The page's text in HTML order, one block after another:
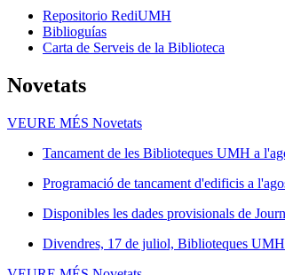
Repositorio RediUMH
Biblioguías
Carta de Serveis de la Biblioteca
Novetats
VEURE MÉS Novetats
Tancament de les Biblioteques UMH a
Programació de tancament d'edificis a
Disponibles les dades provisionals de
Divendres, 17 de juliol, Biblioteques